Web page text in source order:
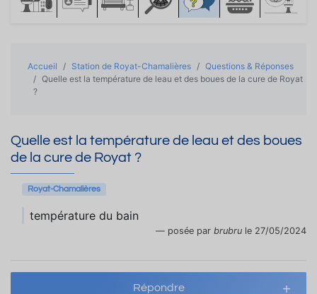
Accueil Station de Royat-Chamalières
Questions & Réponses
Quelle est la température de leau et des boues de la cure de Royat
?
Quelle est la température de leau et des boues
de la cure de Royat ?
Royat-Chamalières
température du bain
posée par brubru le 27/05/2024
Répondre